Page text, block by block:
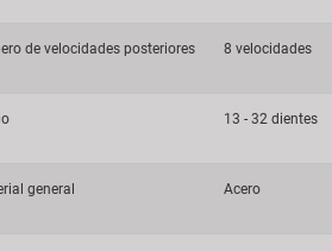
de velocidades posteriores 8 velocidades
13 - 32 dientes
general Acero